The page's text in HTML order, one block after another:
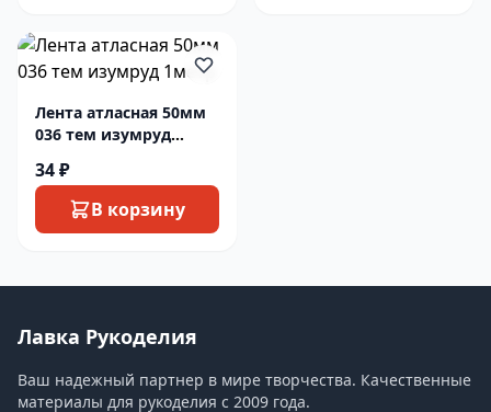
Лента атласная 50мм
036 тем изумруд
34 ₽
В корзину
Лавка Рукоделия
Ваш надежный партнер в мире творчества. Качественные
материалы для рукоделия с 2009 года.